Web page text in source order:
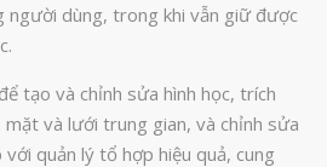
Dịch vụ thiết kế khuôn đúc
Automotive
Aerospace
dùng, trong khi vẫn giữ được
tạo và chỉnh sửa hình học, trích
và lưới trung gian, và chỉnh sửa
quản lý tổ hợp hiệu quả, cung